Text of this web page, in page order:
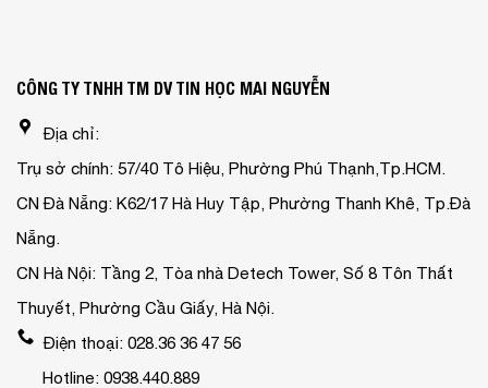
CÔNG TY TNHH TM DV TIN HỌC MAI NGUYỄN
Địa chỉ:
Trụ sở chính: 57/40 Tô Hiệu, Phường Phú Thạnh,Tp.HCM.
CN Đà Nẵng: K62/17 Hà Huy Tập, Phường Thanh Khê, Tp.Đà
Nẵng.
CN Hà Nội: Tầng 2, Tòa nhà Detech Tower, Số 8 Tôn Thất
Thuyết, Phường Cầu Giấy, Hà Nội.
Điện thoại: 028.36 36 47 56
Hotline: 0938.440.889